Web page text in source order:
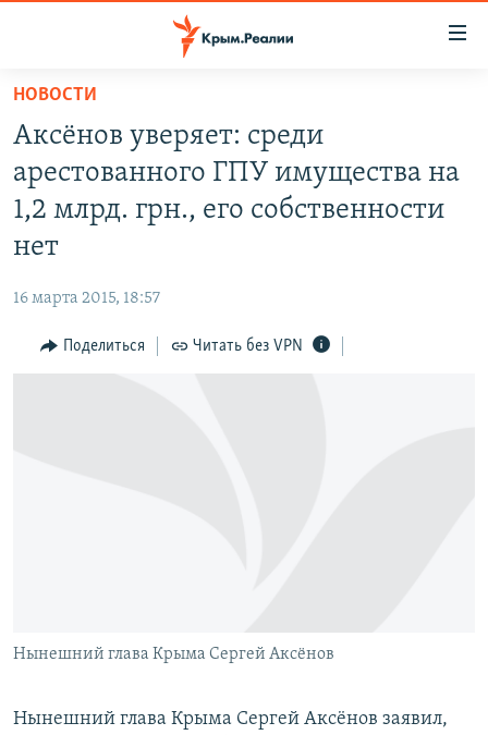
Вернуться
основному
содержанию
Вернутся
главной
Вернутся
поиску
СПЕЦПРОЕКТЫ
ВОДА
ИНТЕРАКТИВ
ИНФОГРАФИКА
РАДІО СВОБОДА
КАК ОБОЙТИ БЛОКИРОВКУ
Все сайты RFE/RL
НОВОСТИ
Аксёнов уверяет: среди
арестованного ГПУ имущества на
1,2 млрд. грн., его собственности
нет
16 марта 2015, 18:57
Поделиться Читать без VPN
Нынешний глава Крыма Сергей Аксёнов
Нынешний глава Крыма Сергей Аксёнов заявил,